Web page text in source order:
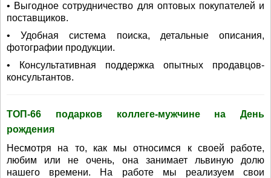
• Выгодное сотрудничество для оптовых покупателей и
поставщиков.
• Удобная система поиска, детальные описания,
фотографии продукции.
• Консультативная поддержка опытных продавцов-
консультантов.
ТОП-66 подарков коллеге-мужчине на День
рождения
Несмотря на то, как мы относимся к своей работе,
любим или не очень, она занимает львиную долю
нашего времени. На работе мы реализуем свои